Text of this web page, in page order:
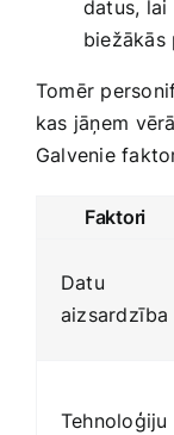
datus, lai
biežākās
Tomēr
kas jāņem
Galvenie
Faktori
Datu
aizsardzība
Tehnoloģiju